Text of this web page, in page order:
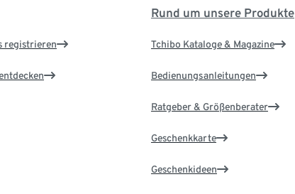
registrieren
Rund um unsere Produkte
Tchibo Kataloge & Magazine
Bedienungsanleitungen
Ratgeber & Größenberater
Geschenkkarte
Geschenkideen